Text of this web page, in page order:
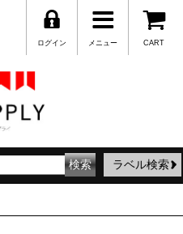
CART
メニュー
ログイン
ラベル検索